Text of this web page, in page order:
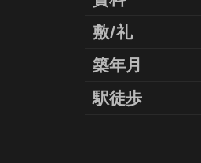
敷/礼
築年月
駅徒歩